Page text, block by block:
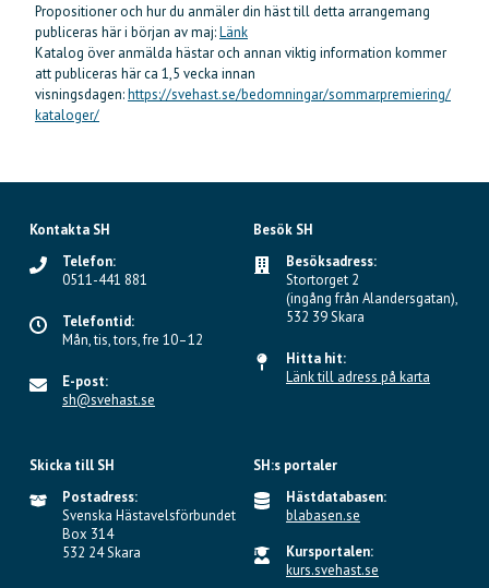
Propositioner och hur du anmäler din häst till detta arrangemang
publiceras här i början av maj:Länk
Katalog över anmälda hästar och annan viktig information kommer
att publiceras här ca 1,5 vecka innan
visningsdagen:https://svehast.se/bedomningar/sommarpremiering/
kataloger/
Kontakta SH
Telefon:
0511-441 881
Telefontid:
Mån, tis, tors, fre 10–12
E-post:
sh@svehast.se
Besök SH
Besöksadress:
Stortorget 2
(ingång från Alandersgatan),
532 39 Skara
Hitta hit:
Länk till adress på karta
Skicka till SH
Postadress:
Svenska Hästavelsförbundet
Box 314
532 24 Skara
SH:s portaler
Hästdatabasen:
blabasen.se
Kursportalen:
kurs.svehast.se